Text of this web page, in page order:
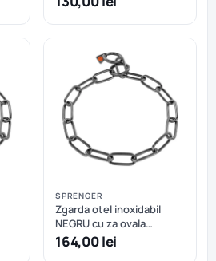
ideala pentru caini in
crestere - 65 cm
SPRENGER
Zgarda otel inoxidabil
NEGRU cu za ovala
Sprenger, lungimi: 60-75
cm - 69 cm
164,00 lei